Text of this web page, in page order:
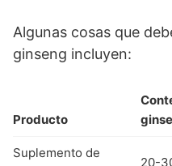
Algunas cosas que
ginseng incluyen:
Producto
Suplemento de
20-